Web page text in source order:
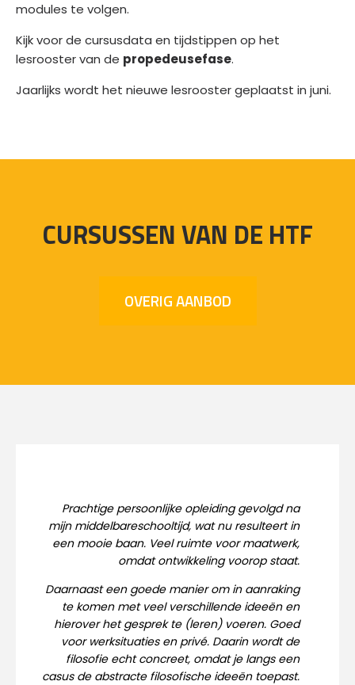
modules te volgen.
Kijk voor de cursusdata en tijdstippen op het
lesrooster van de propedeusefase.
Jaarlijks wordt het nieuwe lesrooster geplaatst in juni.
CURSUSSEN VAN DE HTF
OVERIG AANBOD
Prachtige persoonlijke opleiding gevolgd na
mijn middelbareschooltijd, wat nu resulteert in
een mooie baan. Veel ruimte voor maatwerk,
omdat ontwikkeling voorop staat.
Daarnaast een goede manier om in aanraking
te komen met veel verschillende ideeën en
hierover het gesprek te (leren) voeren. Goed
voor werksituaties en privé. Daarin wordt de
filosofie echt concreet, omdat je langs een
casus de abstracte filosofische ideeën toepast.